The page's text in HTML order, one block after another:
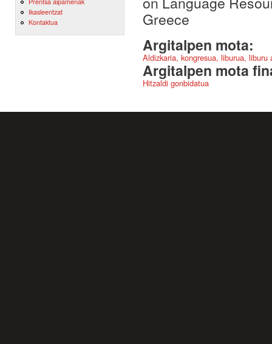
Ikasleentzat
Kontaktua
Greece
Argitalpen mota:
Aldizkaria, kongresua, liburua,
Argitalpen mota
Hitzaldi gonbidatua